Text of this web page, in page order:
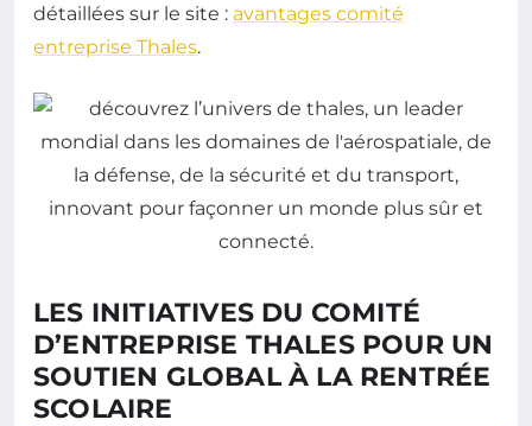
détaillées sur le site : avantages comité
entreprise Thales.
LES INITIATIVES DU COMITÉ
D’ENTREPRISE THALES POUR UN
SOUTIEN GLOBAL À LA RENTRÉE
SCOLAIRE